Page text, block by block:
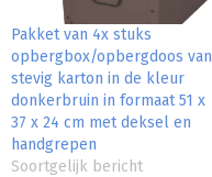
Pakket van 4x stuks
opbergbox/opbergdoos van
stevig karton in de kleur
donkerbruin in formaat 51 x
37 x 24 cm met deksel en
handgrepen
Soortgelijk bericht